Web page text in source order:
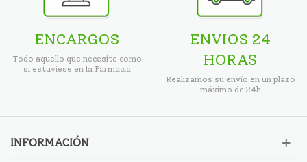
ENCARGOS
Todo aquello que necesite como
si estuviese en la Farmacia
ENVIOS 24
HORAS
Realizamos su envío en un plazo
máximo de 24h
INFORMACIÓN